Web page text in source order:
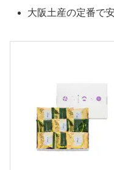
大阪土産の定番で